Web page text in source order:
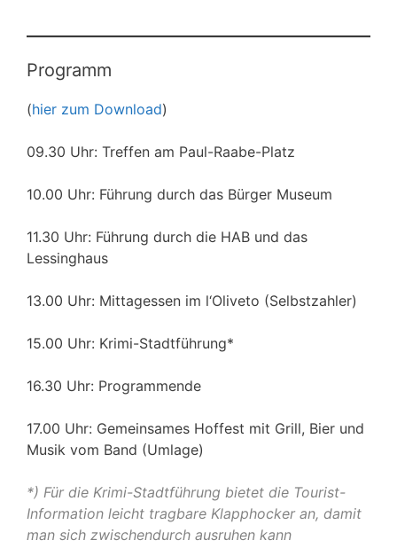
Programm
(hier zum Download)
09.30 Uhr: Treffen am Paul-Raabe-Platz
10.00 Uhr: Führung durch das Bürger Museum
11.30 Uhr: Führung durch die HAB und das
Lessinghaus
13.00 Uhr: Mittagessen im l‘Oliveto (Selbstzahler)
15.00 Uhr: Krimi-Stadtführung*
16.30 Uhr: Programmende
17.00 Uhr: Gemeinsames Hoffest mit Grill, Bier und
Musik vom Band (Umlage)
*) Für die Krimi-Stadtführung bietet die Tourist-
Information leicht tragbare Klapphocker an, damit
man sich zwischendurch ausruhen kann